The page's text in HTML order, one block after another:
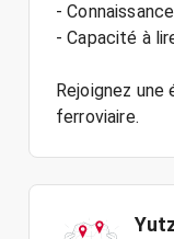
-
- Capacité à
Rejoignez
ferroviaire.